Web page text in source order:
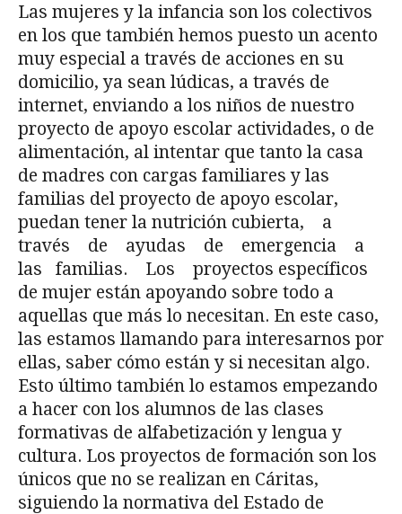
Las mujeres y la infancia son los colectivos
en los que también hemos puesto un acento
muy especial a través de acciones en su
domicilio, ya sean lúdicas, a través de
internet, enviando a los niños de nuestro
proyecto de apoyo escolar actividades, o de
alimentación, al intentar que tanto la casa
de madres con cargas familiares y las
familias del proyecto de apoyo escolar,
puedan tener la nutrición cubierta, a
través de ayudas de emergencia a
las familias. Los proyectos específicos
de mujer están apoyando sobre todo a
aquellas que más lo necesitan. En este caso,
las estamos llamando para interesarnos por
ellas, saber cómo están y si necesitan algo.
Esto último también lo estamos empezando
a hacer con los alumnos de las clases
formativas de alfabetización y lengua y
cultura. Los proyectos de formación son los
únicos que no se realizan en Cáritas,
siguiendo la normativa del Estado de